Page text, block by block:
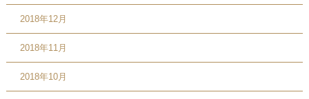
2018年12月
2018年11月
2018年10月